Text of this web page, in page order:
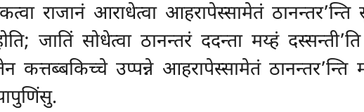
राजानं आराधेत्वा आहरापेस्सामेतं
जातिं सोधेत्वा ठानन्तरं ददन्ता मय्हं
कत्तब्बकिच्चे उप्पन्ने आहरापेस्सामेतं ठानन्तर’न्ति